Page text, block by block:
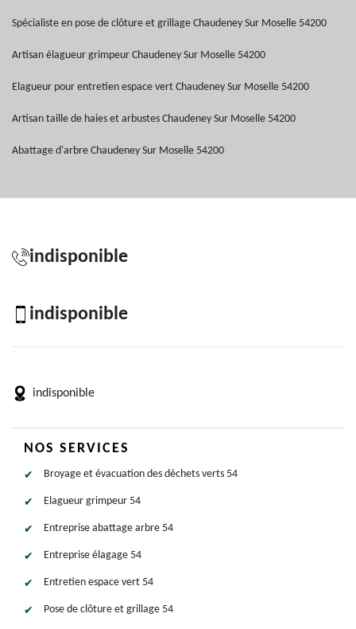
Spécialiste en pose de clôture et grillage Chaudeney Sur Moselle 54200
Artisan élagueur grimpeur Chaudeney Sur Moselle 54200
Elagueur pour entretien espace vert Chaudeney Sur Moselle 54200
Artisan taille de haies et arbustes Chaudeney Sur Moselle 54200
Abattage d'arbre Chaudeney Sur Moselle 54200
indisponible
indisponible
indisponible
NOS SERVICES
Broyage et évacuation des déchets verts 54
Elagueur grimpeur 54
Entreprise abattage arbre 54
Entreprise élagage 54
Entretien espace vert 54
Pose de clôture et grillage 54